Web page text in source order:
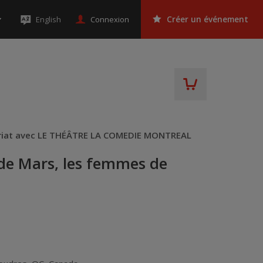
English Connexion Créer un événement
avec LE THÉÂTRE LA COMEDIE MONTREAL
Mars, les femmes de